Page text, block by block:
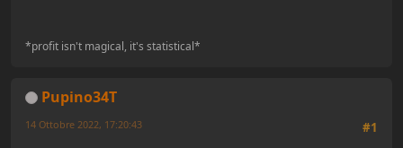
*profit isn't magical, it's statistical*
Pupino34T
#1
14 Ottobre 2022, 17:20:43